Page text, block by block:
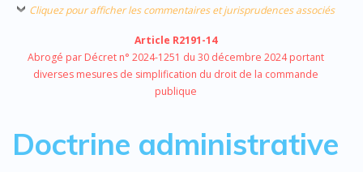
Cliquez pour afficher les commentaires et jurisprudences associés
Article R2191-14
Abrogé par Décret n° 2024-1251 du 30 décembre 2024 portant
diverses mesures de simplification du droit de la commande
publique
Doctrine administrative